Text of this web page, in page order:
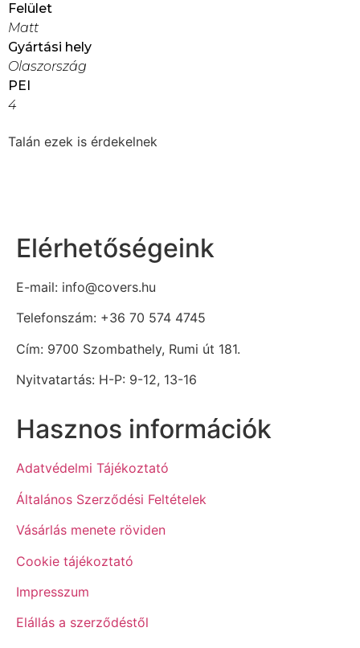
Felület
Matt
Gyártási hely
Olaszország
PEI
4
Talán ezek is érdekelnek
Elérhetőségeink
E-mail: info@covers.hu
Telefonszám: +36 70 574 4745
Cím: 9700 Szombathely, Rumi út 181.
Nyitvatartás: H-P: 9-12, 13-16
Hasznos információk
Adatvédelmi Tájékoztató
Általános Szerződési Feltételek
Vásárlás menete röviden
Cookie tájékoztató
Impresszum
Elállás a szerződéstől